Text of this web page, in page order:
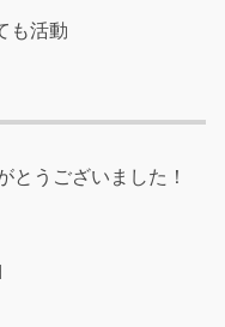
も活動
とうございました！